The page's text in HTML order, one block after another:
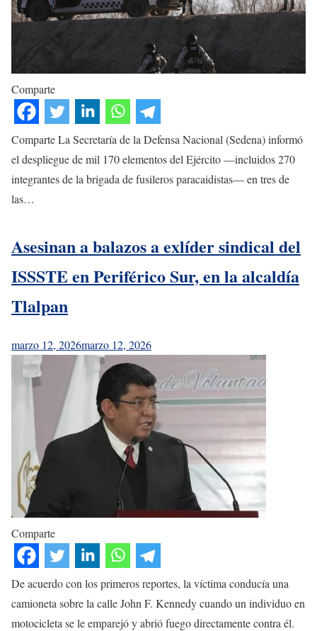
Comparte
Comparte La Secretaría de la Defensa Nacional (Sedena) informó
el despliegue de mil 170 elementos del Ejército —incluidos 270
integrantes de la brigada de fusileros paracaidistas— en tres de
las…
Asesinan a balazos a exlíder sindical del
ISSSTE en Periférico Sur, en la alcaldía
Tlalpan
marzo 12, 2026marzo 12, 2026
Comparte
De acuerdo con los primeros reportes, la víctima conducía una
camioneta sobre la calle John F. Kennedy cuando un individuo en
motocicleta se le emparejó y abrió fuego directamente contra él.